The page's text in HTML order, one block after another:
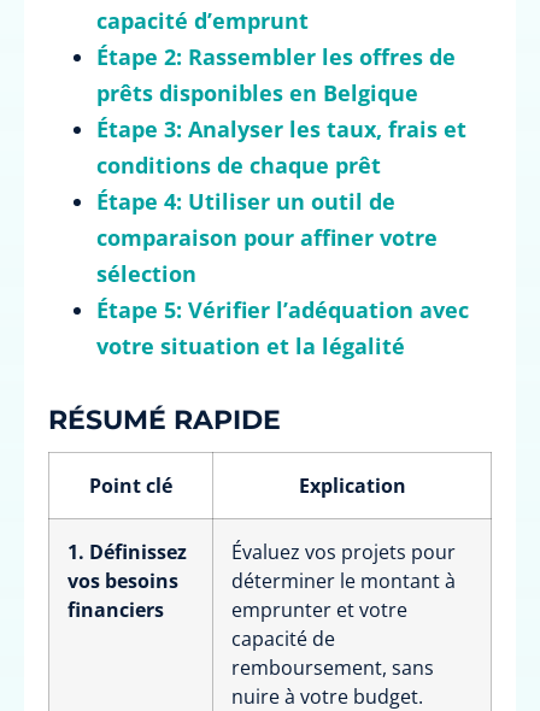
capacité d’emprunt
Étape 2: Rassembler les offres de
prêts disponibles en Belgique
Étape 3: Analyser les taux, frais et
conditions de chaque prêt
Étape 4: Utiliser un outil de
comparaison pour affiner votre
sélection
Étape 5: Vérifier l’adéquation avec
votre situation et la légalité
RÉSUMÉ RAPIDE
Point clé Explication
1. Définissez
vos besoins
financiers
Évaluez vos projets pour
déterminer le montant à
emprunter et votre
capacité de
remboursement, sans
nuire à votre budget.